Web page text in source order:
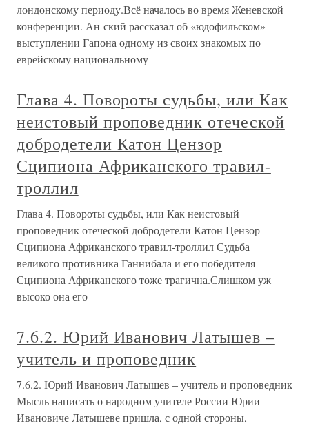
лондонскому периоду.Всё началось во время Женевской
конференции. Ан-ский рассказал об «юдофильском»
выступлении Гапона одному из своих знакомых по
еврейскому национальному
Глава 4. Повороты судьбы, или Как
неистовый проповедник отеческой
добродетели Катон Цензор
Сципиона Африканского травил-
троллил
Глава 4. Повороты судьбы, или Как неистовый
проповедник отеческой добродетели Катон Цензор
Сципиона Африканского травил-троллил Судьба
великого противника Ганнибала и его победителя
Сципиона Африканского тоже трагична.Слишком уж
высоко она его
7.6.2. Юрий Иванович Латышев –
учитель и проповедник
7.6.2. Юрий Иванович Латышев – учитель и проповедник
Мысль написать о народном учителе России Юрии
Ивановиче Латышеве пришла, с одной стороны,